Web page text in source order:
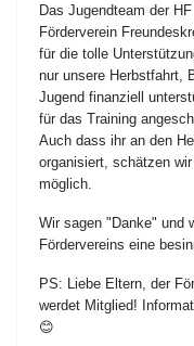
Das Jugendteam der
Förderverein
für die tolle
nur unsere Herbstfahrt,
Jugend finanziell
für das Training
Auch dass ihr an den
organisiert, schätzen
möglich.
Wir sagen "Danke" und
Fördervereins eine
PS: Liebe Eltern, der
werdet Mitglied!
😊